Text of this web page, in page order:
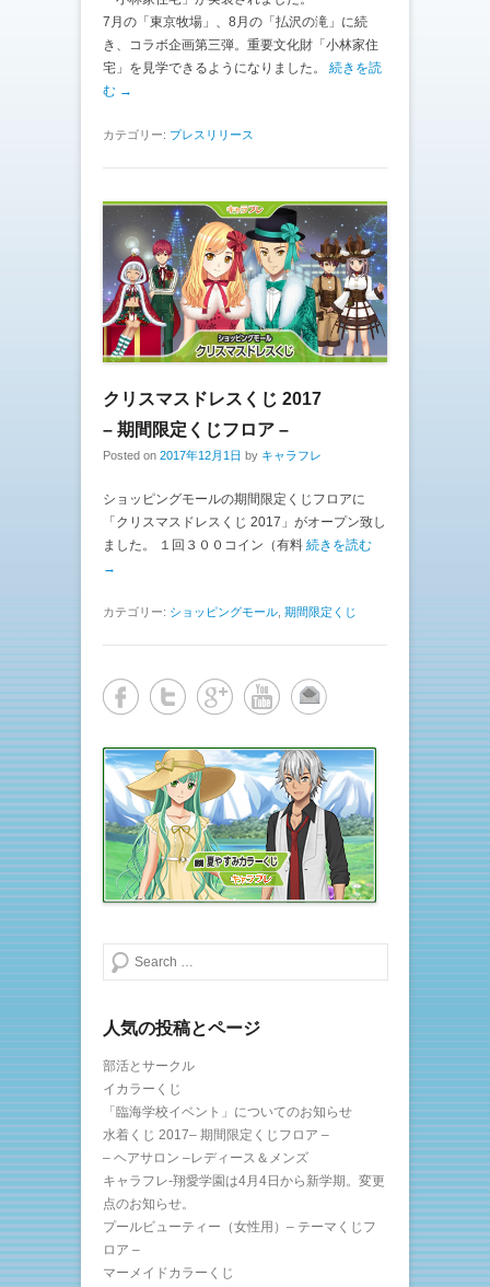
7月の「東京牧場」、8月の「払沢の滝」に続
き、コラボ企画第三弾。重要文化財「小林家住
宅」を見学できるようになりました。 続きを読
む →
カテゴリー: プレスリリース
クリスマスドレスくじ 2017
– 期間限定くじフロア –
Posted on 2017年12月1日 by キャラフレ
ショッピングモールの期間限定くじフロアに
「クリスマスドレスくじ 2017」がオープン致し
ました。 １回３００コイン（有料 続きを読む
→
カテゴリー: ショッピングモール 期間限定くじ
検索する
人気の投稿とページ
部活とサークル
イカラーくじ
「臨海学校イベント」についてのお知らせ
水着くじ 2017– 期間限定くじフロア –
– ヘアサロン –レディース＆メンズ
キャラフレ-翔愛学園は4月4日から新学期。変更
点のお知らせ。
プールビューティー（女性用）– テーマくじフ
ロア –
マーメイドカラーくじ